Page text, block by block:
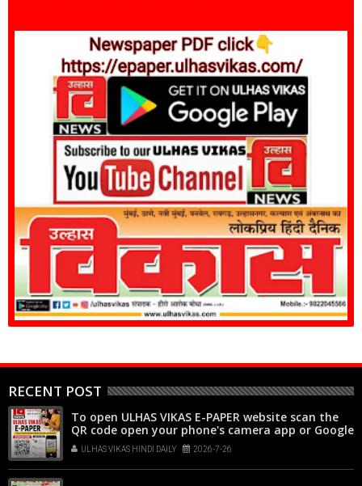
RECENT POST
To open ULHAS VIKAS E-PAPER website scan the
QR code open your phone's camera app or Google
Lens, point it at the code, and tap the web link
popup that appears on your screen
ULHAS VIKAS HINDI DAILY 2026-7-26